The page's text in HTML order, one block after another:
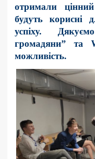
отримали
будуть корисні
успіху.
громадяни” та
можливість.